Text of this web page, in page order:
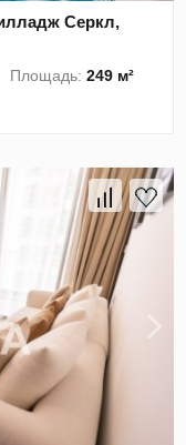
Серкл,
Площадь:249 м²